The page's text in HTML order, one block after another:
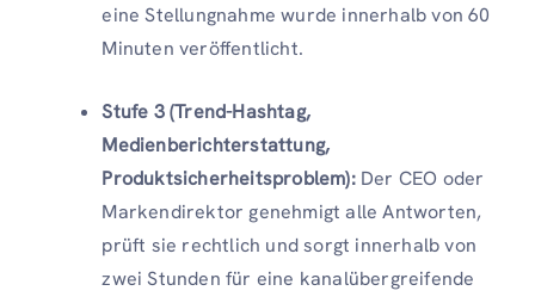
eine Stellungnahme wurde innerhalb von 60
Minuten veröffentlicht.
Stufe 3 (Trend-Hashtag,
Medienberichterstattung,
Produktsicherheitsproblem):Der CEO oder
Markendirektor genehmigt alle Antworten,
prüft sie rechtlich und sorgt innerhalb von
zwei Stunden für eine kanalübergreifende